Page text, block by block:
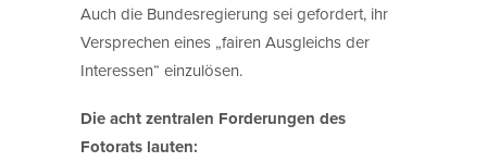
Auch die Bundesregierung sei gefordert, ihr
Versprechen eines „fairen Ausgleichs der
Interessen“ einzulösen.
Die acht zentralen Forderungen des
Fotorats lauten: